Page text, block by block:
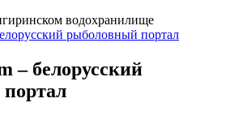
водохранилище
– белорусский